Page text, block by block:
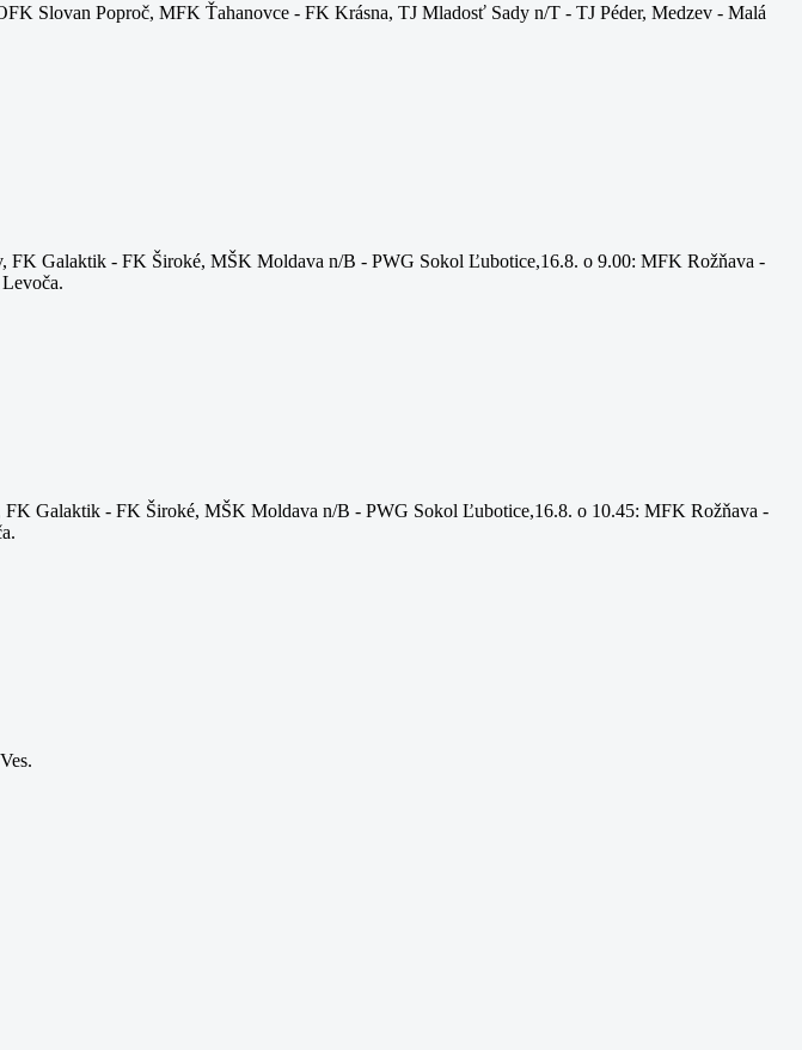
Slovan Poproč, MFK Ťahanovce - FK Krásna, TJ Mladosť Sady n/T - TJ Péder, Medzev - Malá
Galaktik - FK Široké, MŠK Moldava n/B - PWG Sokol Ľubotice,16.8. o 9.00: MFK Rožňava -
Galaktik - FK Široké, MŠK Moldava n/B - PWG Sokol Ľubotice,16.8. o 10.45: MFK Rožňava -